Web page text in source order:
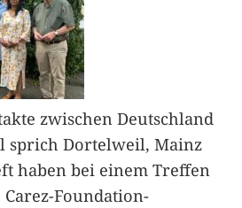
zwischen Deutschland
sprich Dortelweil, Mainz
haben bei einem Treffen
Carez-Foundation-